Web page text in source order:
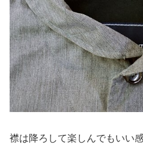
襟は降ろして楽しんでもいい感